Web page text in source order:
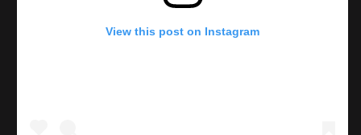
View this post on Instagram